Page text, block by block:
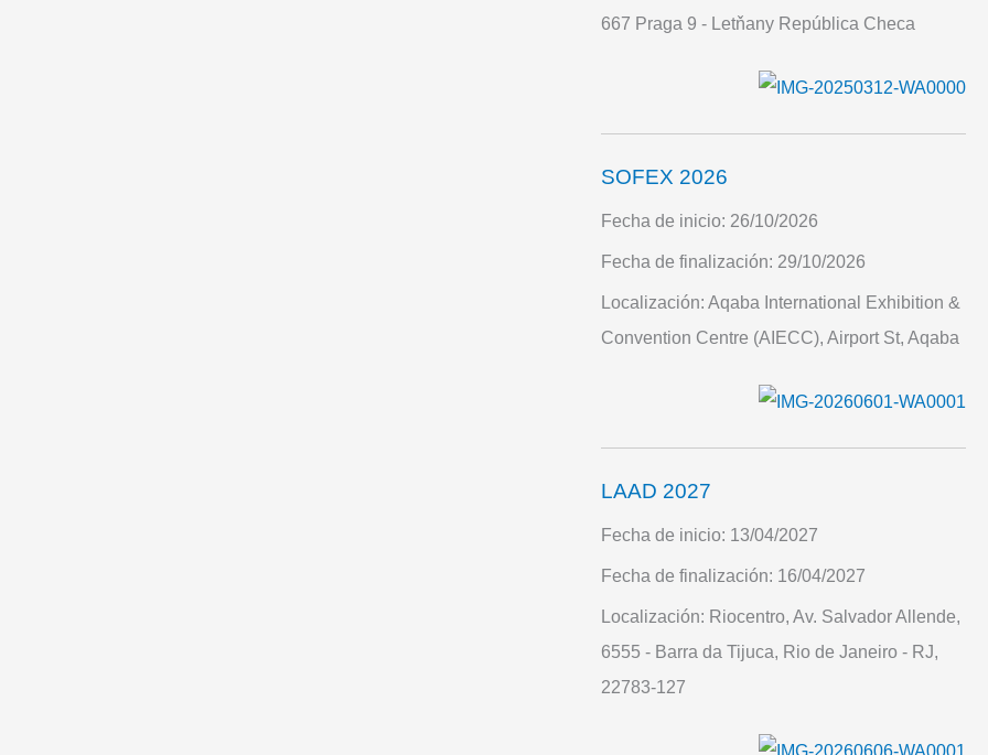
667 Praga 9 - Letňany República Checa
SOFEX 2026
Fecha de inicio: 26/10/2026
Fecha de finalización: 29/10/2026
Localización: Aqaba International Exhibition &
Convention Centre (AIECC), Airport St, Aqaba
LAAD 2027
Fecha de inicio: 13/04/2027
Fecha de finalización: 16/04/2027
Localización: Riocentro, Av. Salvador Allende,
6555 - Barra da Tijuca, Rio de Janeiro - RJ,
22783-127